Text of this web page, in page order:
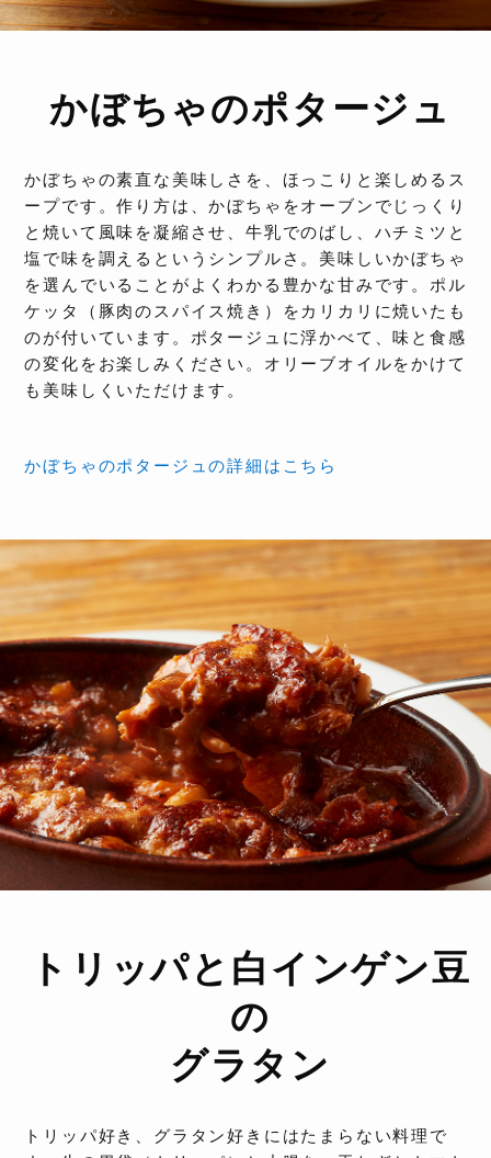
かぼちゃのポタージュ
かぼちゃの素直な美味しさを、ほっこりと楽しめるス
ープです。作り方は、かぼちゃをオーブンでじっくり
と焼いて風味を凝縮させ、牛乳でのばし、ハチミツと
塩で味を調えるというシンプルさ。美味しいかぼちゃ
を選んでいることがよくわかる豊かな甘みです。ポル
ケッタ（豚肉のスパイス焼き）をカリカリに焼いたも
のが付いています。ポタージュに浮かべて、味と食感
の変化をお楽しみください。オリーブオイルをかけて
も美味しくいただけます。
かぼちゃのポタージュの詳細はこちら
トリッパと白インゲン豆
の
グラタン
トリッパ好き、グラタン好きにはたまらない料理で